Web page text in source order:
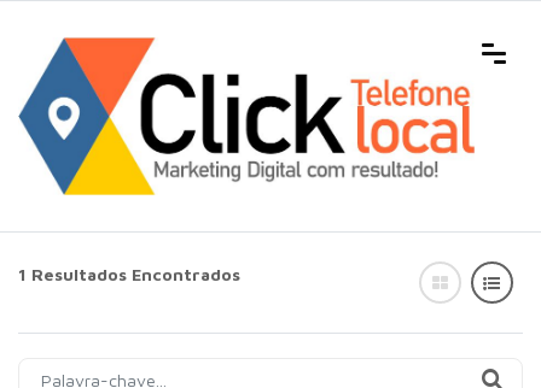
1 Resultados Encontrados